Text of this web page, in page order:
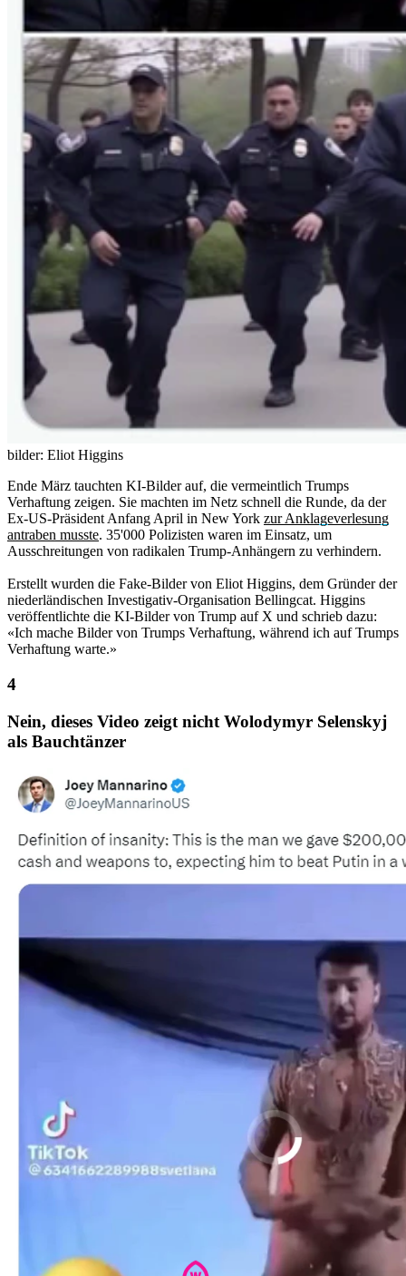
bilder: Eliot Higgins
Ende März tauchten KI-Bilder auf, die vermeintlich Trumps
Verhaftung zeigen. Sie machten im Netz schnell die Runde, da der
Ex-US-Präsident Anfang April in New York zur Anklageverlesung
antraben musste. 35'000 Polizisten waren im Einsatz, um
Ausschreitungen von radikalen Trump-Anhängern zu verhindern.
Erstellt wurden die Fake-Bilder von Eliot Higgins, dem Gründer der
niederländischen Investigativ-Organisation Bellingcat. Higgins
veröffentlichte die KI-Bilder von Trump auf X und schrieb dazu:
«Ich mache Bilder von Trumps Verhaftung, während ich auf Trumps
Verhaftung warte.»
Nein, dieses Video zeigt nicht Wolodymyr Selenskyj
als Bauchtänzer